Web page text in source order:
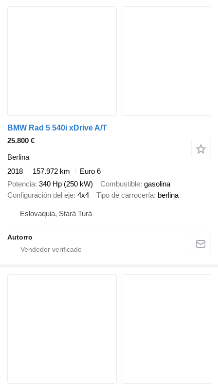
BMW Rad 5 540i xDrive A/T
25.800 €
Berlina
2018
157.972 km
Euro 6
Potencia 340 Hp (250 kW) Combustible gasolina
Configuración del eje 4x4 Tipo de carrocería berlina
Eslovaquia, Stará Turá
Autorro